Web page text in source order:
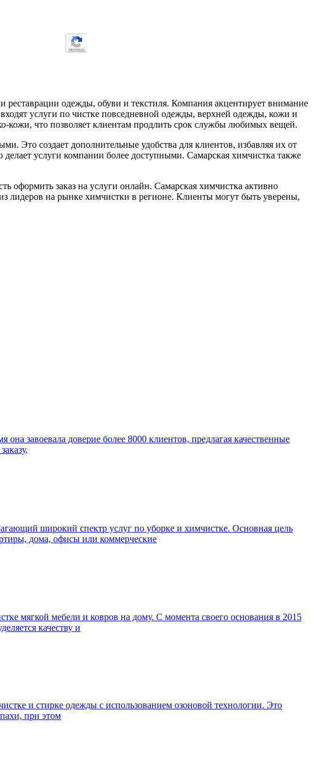
одежды, обуви и текстиля. Компания акцентирует внимание
услуги по чистке повседневной одежды, верхней одежды, кожи и
кожи, что позволяет клиентам продлить срок службы любимых вещей.
Это создает дополнительные удобства для клиентов, избавляя их от
делает услуги компании более доступными. Самарская химчистка также
оформить заказ на услуги онлайн. Самарская химчистка активно
лидеров на рынке химчистки в регионе. Клиенты могут быть уверены,
завоевала доверие более 8000 клиентов, предлагая качественные
широкий спектр услуг по уборке и химчистке. Основная цель
дома, офисы или коммерческие
мягкой мебели и ковров на дому. С момента своего основания в 2015
качеству и
и стирке одежды с использованием озоновой технологии. Это
при этом